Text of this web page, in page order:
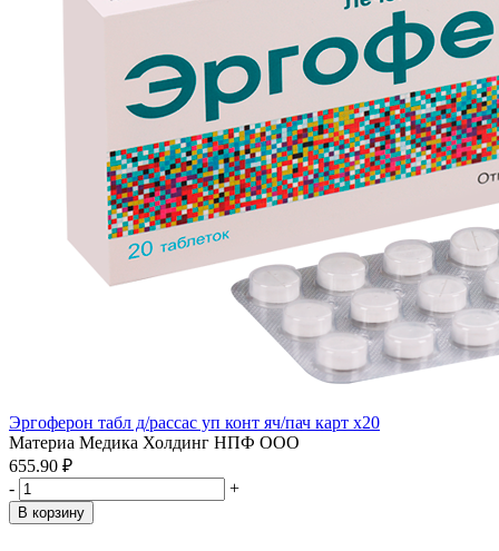
Эргоферон табл д/рассас уп конт яч/пач карт x20
Материа Медика Холдинг НПФ ООО
655.90 ₽
-
+
В корзину